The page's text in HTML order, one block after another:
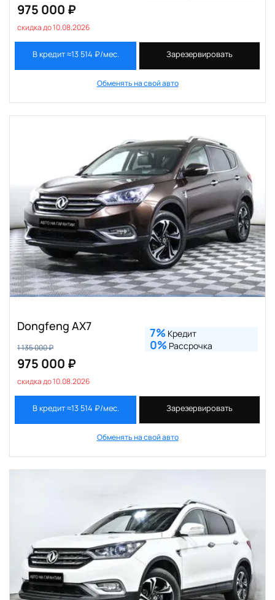
975 000 ₽
скидка до 10.08.2026
В кредит ≈13 514 ₽/мес. Зарезервировать
Обменять на свой авто
Dongfeng AX7
1 135 000 ₽
975 000 ₽
скидка до 10.08.2026
7% Кредит
0% Рассрочка
В кредит ≈13 514 ₽/мес. Зарезервировать
Обменять на свой авто